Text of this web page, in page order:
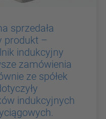
sprzedała
produkt –
indukcyjny
zamówienia
ze spółek
indukcyjnych